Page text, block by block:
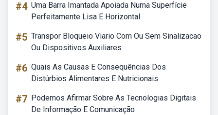
#4 Uma Barra Imantada Apoiada Numa Superfície
Perfeitamente Lisa E Horizontal
#5 Transpor Bloqueio Viario Com Ou Sem Sinalizacao
Ou Dispositivos Auxiliares
#6 Quais As Causas E Consequências Dos
Distúrbios Alimentares E Nutricionais
#7 Podemos Afirmar Sobre As Tecnologias Digitais
De Informação E Comunicação